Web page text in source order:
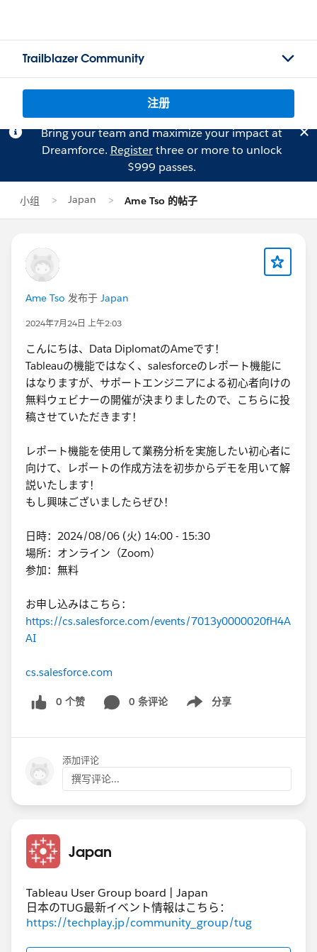
Trailblazer Community
注册
Bring your team and maximize your impact at
Dreamforce. Registerthree or more to unlock
$999 passes.
小组 Japan Ame Tso 的帖子
Ame Tso 发布于 Japan
2024年7月24日 上午2:03
こんにちは、Data DiplomatのAmeです！
Tableauの機能ではなく、salesforceのレポート機能に
はなりますが、サポートエンジニアによる初心者向けの
無料ウェビナーの開催が決まりましたので、こちらに投
稿させていただきます！
レポート機能を使用して業務分析を実施したい初心者に
向けて、レポートの作成方法を初歩からデモを用いて解
説いたします！
もし興味ございましたらぜひ！
日時：2024/08/06 (火) 14:00 - 15:30
場所：オンライン（Zoom）
参加：無料
お申し込みはこちら：
https://cs.salesforce.com/events/7013y0000020fH4A
AI
cs.salesforce.com
0 个赞 0 条评论 分享
Show menu
添加评论
撰写评论...
Japan
Tableau User Group board | Japan
日本のTUG最新イベント情報はこちら：
https://techplay.jp/community_group/tug